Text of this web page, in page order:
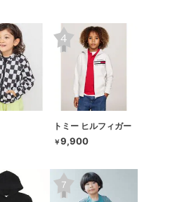
トミー ヒルフィガー
￥9,900